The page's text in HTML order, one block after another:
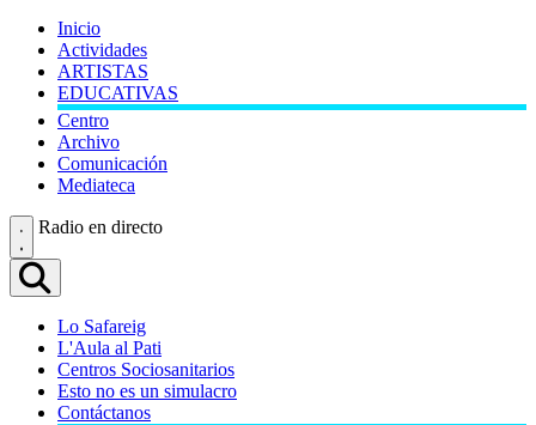
Inicio
Actividades
ARTISTAS
EDUCATIVAS
Centro
Archivo
Comunicación
Mediateca
Radio en directo
Lo Safareig
L'Aula al Pati
Centros Sociosanitarios
Esto no es un simulacro
Contáctanos